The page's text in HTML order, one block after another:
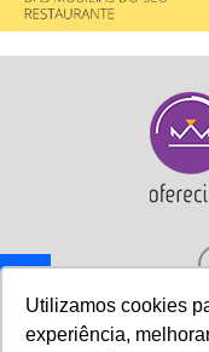
Utilizamos cookies
experiência,